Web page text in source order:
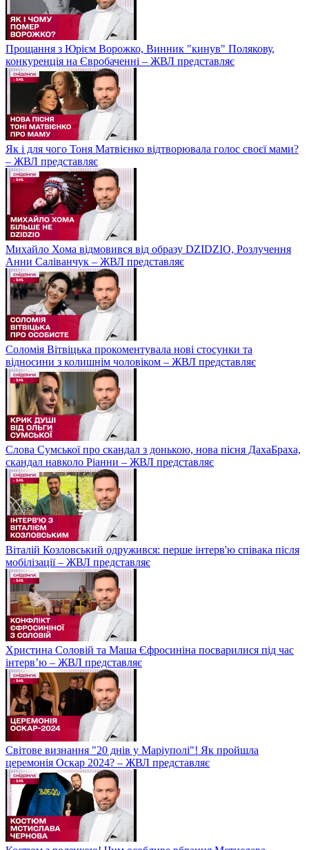
Прощання з Юрієм Ворожко, Винник "кинув" Полякову,
конкуренція на Євробаченні – ЖВЛ представляє
Як і для чого Тоня Матвієнко відтворювала голос своєї мами?
– ЖВЛ представляє
Михайло Хома відмовився від образу DZIDZIO, Розлучення
Анни Саліванчук – ЖВЛ представляє
Соломія Вітвіцька прокоментувала нові стосунки та
відносини з колишнім чоловіком – ЖВЛ представляє
Слова Сумської про скандал з донькою, нова пісня ДахаБраха,
скандал навколо Ріанни – ЖВЛ представляє
Віталій Козловський одружився: перше інтерв'ю співака після
мобілізації – ЖВЛ представляє
Христина Соловій та Маша Єфросиніна посварилися під час
інтерв’ю – ЖВЛ представляє
Світове визнання "20 днів у Маріуполі"! Як пройшла
церемонія Оскар 2024? – ЖВЛ представляє